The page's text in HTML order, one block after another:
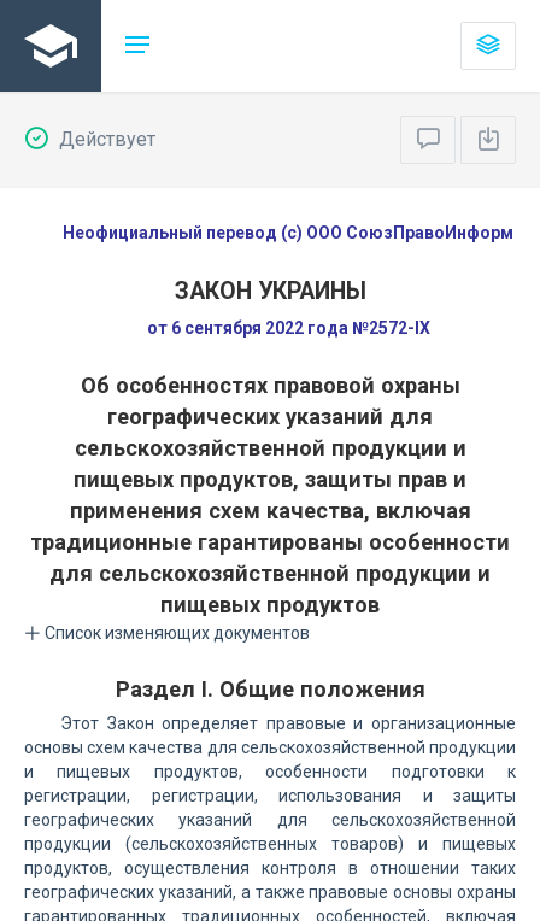
Действует
Неофициальный перевод (с) ООО СоюзПравоИнформ
ЗАКОН УКРАИНЫ
от 6 сентября 2022 года №2572-IX
Об особенностях правовой охраны
географических указаний для
сельскохозяйственной продукции и
пищевых продуктов, защиты прав и
применения схем качества, включая
традиционные гарантированы особенности
для сельскохозяйственной продукции и
пищевых продуктов
Список изменяющих документов
Раздел I. Общие положения
Этот Закон определяет правовые и организационные
основы схем качества для сельскохозяйственной продукции
и пищевых продуктов, особенности подготовки к
регистрации, регистрации, использования и защиты
географических указаний для сельскохозяйственной
продукции (сельскохозяйственных товаров) и пищевых
продуктов, осуществления контроля в отношении таких
географических указаний, а также правовые основы охраны
гарантированных традиционных особенностей, включая